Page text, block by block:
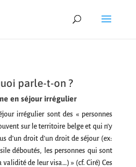
parle-t-on ?
en séjour irrégulier
irrégulier sont des « personnes
sur le territoire belge et qui n’y
d’un droit d’un droit de séjour (ex:
déboutés, les personnes qui sont
validité de leur visa…) » (cf. Ciré) Ces